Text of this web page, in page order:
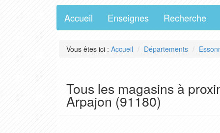
Accueil Enseignes Recherche
Vous êtes ici : Accueil Départements
Tous les magasins à
Arpajon (91180)